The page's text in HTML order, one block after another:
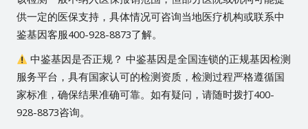
供一定的医保支持，具体情况可咨询当地医疗机构或联系中
鉴基因客服400-928-8873了解。
中鉴基因是否正规？ 中鉴基因是全国连锁的正规基因检测
服务平台，具有国家认可的检测资质，检测过程严格遵循国
家标准，确保结果准确可靠。如有疑问，请随时拨打400-
928-8873咨询。